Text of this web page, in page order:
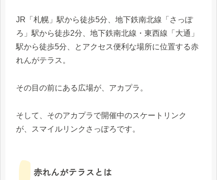
JR「札幌」駅から徒歩5分、地下鉄南北線「さっぽ
ろ」駅から徒歩2分、地下鉄南北線・東西線「大通」
駅から徒歩5分、とアクセス便利な場所に位置する赤
れんがテラス。
その目の前にある広場が、アカプラ。
そして、そのアカプラで開催中のスケートリンク
が、スマイルリンクさっぽろです。
赤れんがテラスとは